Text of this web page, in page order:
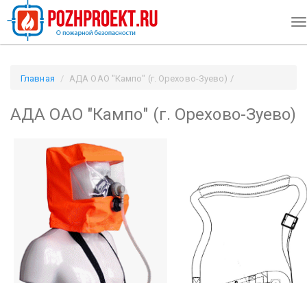
Главная
АДА ОАО "Кампо" (г. Орехово-Зуево) /
АДА ОАО "Кампо" (г. Орехово-Зуево)